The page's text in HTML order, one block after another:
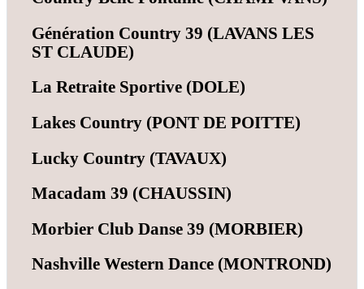
Génération Country 39 (LAVANS LES
ST CLAUDE)
La Retraite Sportive (DOLE)
Lakes Country (PONT DE POITTE)
Lucky Country (TAVAUX)
Macadam 39 (CHAUSSIN)
Morbier Club Danse 39 (MORBIER)
Nashville Western Dance (MONTROND)